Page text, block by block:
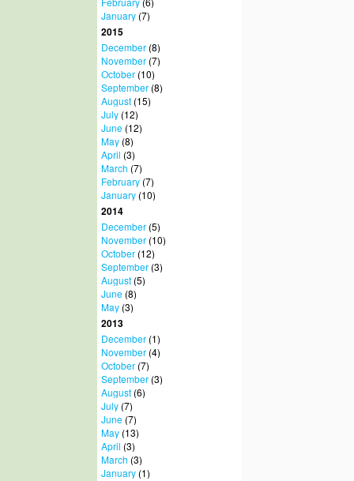
January(7)
2015
December(8)
November(7)
October(10)
September(8)
August(15)
July(12)
June(12)
May(8)
April (3)
March (7)
February(7)
January(10)
2014
December(5)
November(10)
October(12)
September(3)
August(5)
June(8)
May(3)
2013
December(1)
November(4)
October(7)
September(3)
August(6)
July(7)
June(7)
May(13)
April (3)
March (3)
January(1)